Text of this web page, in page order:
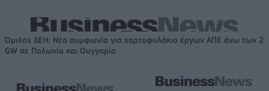
Όμιλος ΔΕΗ: Νέα συμφωνία για χαρτοφυλάκιο έργων ΑΠΕ άνω των 2
GW σε Πολωνία και Ουγγαρία